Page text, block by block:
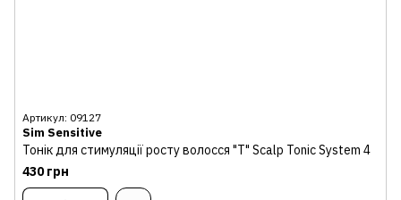
Артикул: 09127
Sim Sensitive
Тонік для стимуляції росту волосся "T" Scalp Tonic System 4
430 грн